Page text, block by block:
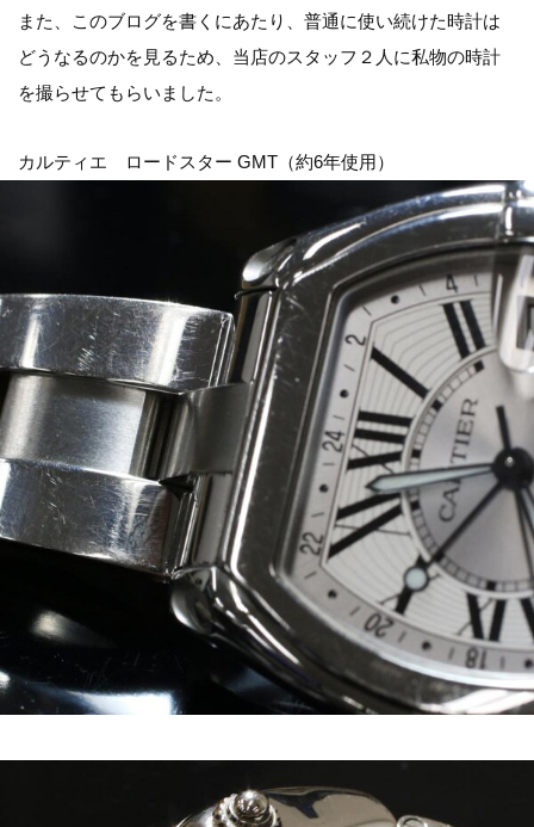
また、このブログを書くにあたり、普通に使い続けた時計は
どうなるのかを見るため、当店のスタッフ２人に私物の時計
を撮らせてもらいました。
カルティエ ロードスター GMT（約6年使用）